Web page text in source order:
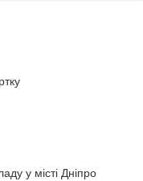
у місті Дніпро